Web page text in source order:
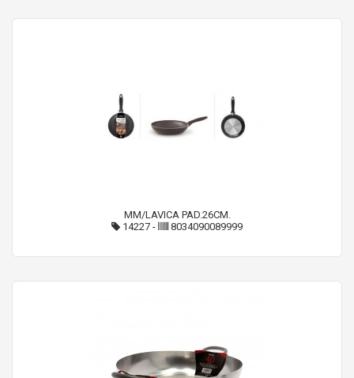
MM/LAVICA PAD.26CM.
14227 - 8034090089999